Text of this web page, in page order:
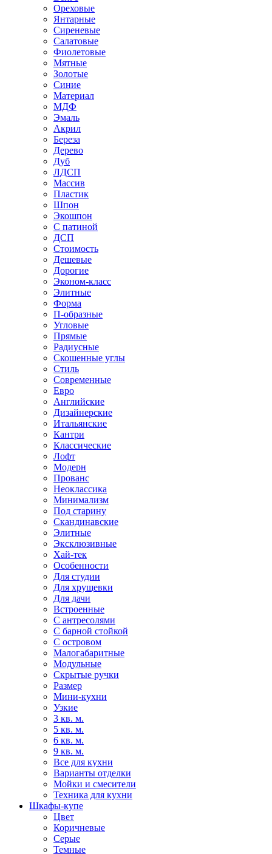
Ореховые
Янтарные
Сиреневые
Салатовые
Фиолетовые
Мятные
Золотые
Синие
Материал
МДФ
Эмаль
Акрил
Береза
Дерево
Дуб
ЛДСП
Массив
Пластик
Шпон
Экошпон
С патиной
ДСП
Стоимость
Дешевые
Дорогие
Эконом-класс
Элитные
Форма
П-образные
Угловые
Прямые
Радиусные
Скошенные углы
Стиль
Современные
Евро
Английские
Дизайнерские
Итальянские
Кантри
Классические
Лофт
Модерн
Прованс
Неоклассика
Минимализм
Под старину
Скандинавские
Элитные
Эксклюзивные
Хай-тек
Особенности
Для студии
Для хрущевки
Для дачи
Встроенные
С антресолями
С барной стойкой
С островом
Малогабаритные
Модульные
Скрытые ручки
Размер
Мини-кухни
Узкие
3 кв. м.
5 кв. м.
6 кв. м.
9 кв. м.
Все для кухни
Варианты отделки
Мойки и смесители
Техника для кухни
Шкафы-купе
Цвет
Коричневые
Серые
Темные